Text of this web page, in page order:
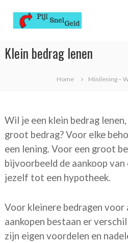
content
Pijl
Snel
Pijl
snel
Klein bedrag lenen
Home Minilening –
Wil je een klein bedrag
groot bedrag? Voor elke
een lening. Voor een groot
bijvoorbeeld de aankoop van
jezelf tot een hypotheek.
Voor kleinere bedragen voor
aankopen bestaan er
zijn eigen voordelen en